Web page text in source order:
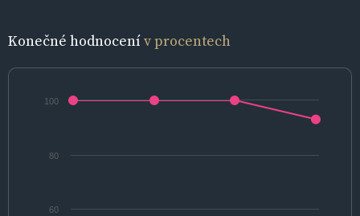
Konečné hodnocenív procentech
60
80
100